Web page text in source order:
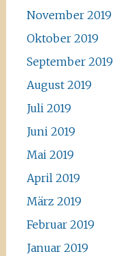
November 2019
Oktober 2019
September 2019
August 2019
Juli 2019
Juni 2019
Mai 2019
April 2019
März 2019
Februar 2019
Januar 2019